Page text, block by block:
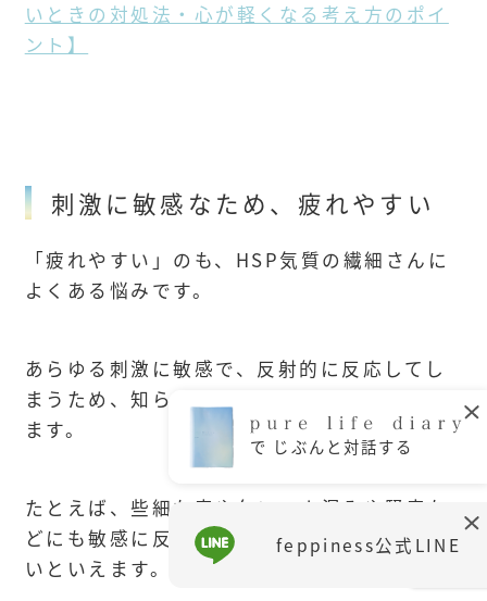
で じぶんと対話する
feppiness公式LINE
いときの対処法・心が軽くなる考え方のポイ
ント】
刺激に敏感なため、疲れやすい
「疲れやすい」のも、HSP気質の繊細さんに
よくある悩みです。
あらゆる刺激に敏感で、反射的に反応してし
まうため、知らず知らずのうちに消耗してい
ます。
たとえば、些細な音や匂い、人混みや騒音な
どにも敏感に反応し、不安や恐怖を感じやす
いといえます。